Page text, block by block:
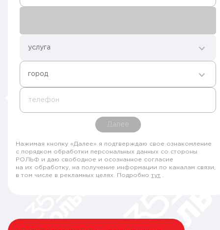
услуга
город
телефон
Далее
Нажимая кнопку «Далее» я подтверждаю свое ознакомление
с порядком обработки персональных данных со стороны
РОЛЬФ и даю свободное и осознанное согласие
на их обработку, на получение информации по каналам связи,
в том числе в рекламных целях. Подробно тут